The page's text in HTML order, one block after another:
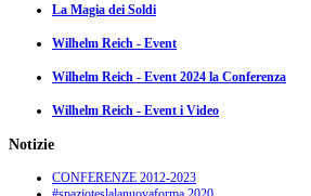
La Magia dei Soldi
Wilhelm Reich - Event
Wilhelm Reich - Event 2024 la Conferenza
Wilhelm Reich - Event i Video
Notizie
CONFERENZE 2012-2023